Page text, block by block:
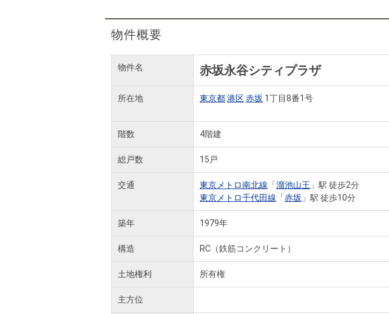
物件概要
物件名 赤坂永谷シティプラザ
所在地 東京都港区赤坂 1丁目8番1号
階数 4階建
総戸数 15戸
交通 東京メトロ南北線 「溜池山王 」駅 徒歩2分
東京メトロ千代田線 「赤坂 」駅 徒歩10分
築年 1979年
構造 RC（鉄筋コンクリート）
土地権利 所有権
主方位